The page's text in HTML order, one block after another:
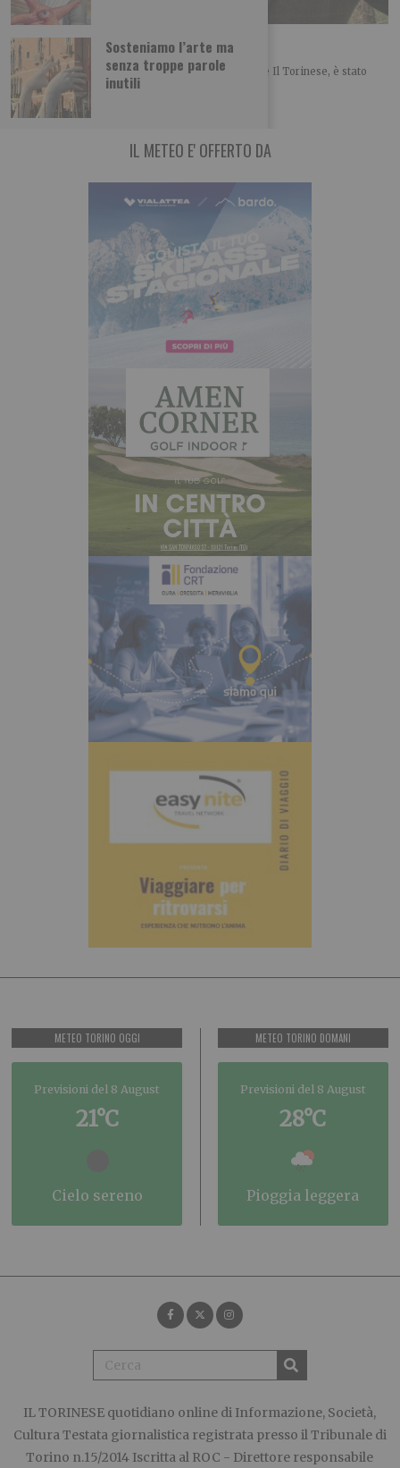
Sosteniamo l’arte ma
senza troppe parole
inutili
De Marchi tra i 50 di Radio Cortina
Il giornalista Gianluigi De Marchi, collaboratore de Il Torinese, è stato
inserito nell’elenco dei 50 personaggi
IL METEO E' OFFERTO DA
METEO TORINO OGGI
Previsioni del 8 August
21°C
cielo sereno
METEO TORINO DOMANI
Previsioni del 8 August
28°C
pioggia leggera
IL TORINESE quotidiano online di Informazione, Società,
Cultura Testata giornalistica registrata presso il Tribunale di
Torino n.15/2014 Iscritta al ROC - Direttore responsabile